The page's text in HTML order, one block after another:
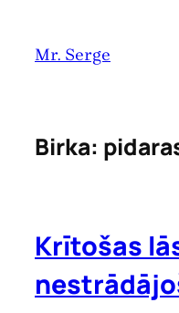
saturu
Mr. Serge
Birka:
Krītošas